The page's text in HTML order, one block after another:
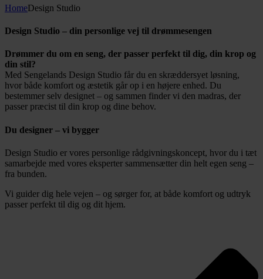
HomeDesign Studio
Design Studio – din personlige vej til drømmesengen
Drømmer du om en seng, der passer perfekt til dig, din krop og
din stil?
Med Sengelands Design Studio får du en skræddersyet løsning,
hvor både komfort og æstetik går op i en højere enhed. Du
bestemmer selv designet – og sammen finder vi den madras, der
passer præcist til din krop og dine behov.
Du designer – vi bygger
Design Studio er vores personlige rådgivningskoncept, hvor du i tæt
samarbejde med vores eksperter sammensætter din helt egen seng –
fra bunden.
Vi guider dig hele vejen – og sørger for, at både komfort og udtryk
passer perfekt til dig og dit hjem.